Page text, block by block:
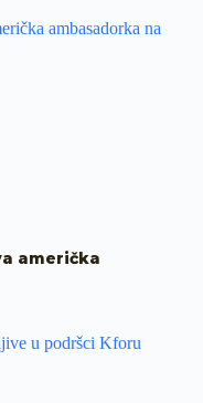
američka